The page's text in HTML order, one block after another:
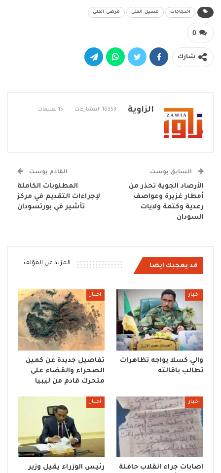
احتجاجات غسيل_الكلى مرضى_الكلى
0
شارك
الزاوية 16353 المشاركات 15 تعليقات
السابق بوست
الأرصاد الجوية تحذر من
أمطار غزيرة وعواصف
رعدية وكتمة ولايات
السودان
القادم بوست
المطلوبات الكاملة
لإجراءات التقديم في مركز
تأشير في بورتسودان
قد يعجبك ايضا المزيد عن المؤلف
اخبار
والي كسلا يواجه تظاهرات
تطالب باقالته
اخبار
تفاصيل جديدة عن كمين
الصحراء والقضاء على
متحرك قادم من ليبيا
اخبار
اصابات جراء انقلاب حافلة
اخبار
رئيس الوزراء يقيل وزير